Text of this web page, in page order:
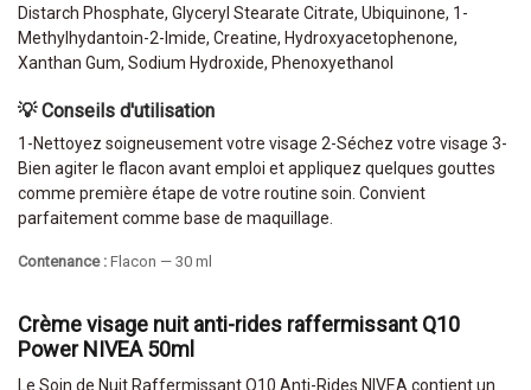
Distarch Phosphate, Glyceryl Stearate Citrate, Ubiquinone, 1-
Methylhydantoin-2-Imide, Creatine, Hydroxyacetophenone,
Xanthan Gum, Sodium Hydroxide, Phenoxyethanol
💡 Conseils d'utilisation
1-Nettoyez soigneusement votre visage 2-Séchez votre visage 3-
Bien agiter le flacon avant emploi et appliquez quelques gouttes
comme première étape de votre routine soin. Convient
parfaitement comme base de maquillage.
Contenance : Flacon — 30 ml
Crème visage nuit anti-rides raffermissant Q10
Power NIVEA 50ml
Le Soin de Nuit Raffermissant Q10 Anti-Rides NIVEA contient un